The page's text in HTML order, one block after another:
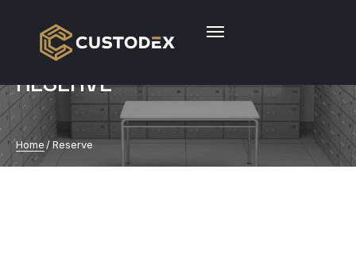
RESERVE
Home/Reserve